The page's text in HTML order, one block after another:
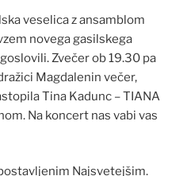
veselica z ansamblom
novega gasilskega
Zvečer ob 19.30 pa
Magdalenin večer,
Tina Kadunc – TIANA
Na koncert nas vabi vas
Najsvetejšim.